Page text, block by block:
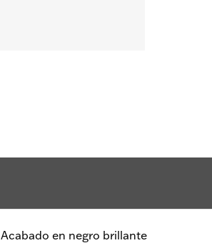
Acabado en negro brillante